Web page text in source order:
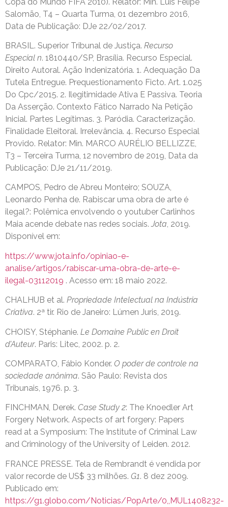
Salomão, T4 – Quarta Turma, 01 dezembro 2016,
Data de Publicação: DJe 22/02/2017.
BRASIL. Superior Tribunal de Justiça. Recurso
Especial n. 1810440/SP, Brasília. Recurso Especial.
Direito Autoral. Ação Indenizatória. 1. Adequação Da
Tutela Entregue. Prequestionamento Ficto. Art. 1.025
Do Cpc/2015. 2. Ilegitimidade Ativa E Passiva. Teoria
Da Asserção. Contexto Fático Narrado Na Petição
Inicial. Partes Legítimas. 3. Paródia. Caracterização.
Finalidade Eleitoral. Irrelevância. 4. Recurso Especial
Provido. Relator: Min. MARCO AURÉLIO BELLIZZE,
T3 – Terceira Turma, 12 novembro de 2019, Data da
Publicação: DJe 21/11/2019.
CAMPOS, Pedro de Abreu Monteiro; SOUZA,
Leonardo Penha de. Rabiscar uma obra de arte é
ilegal?: Polêmica envolvendo o youtuber Carlinhos
Maia acende debate nas redes sociais.Jota, 2019.
Disponível em:
https://www.jota.info/opiniao-e-
analise/artigos/rabiscar-uma-obra-de-arte-e-
ilegal-03112019 . Acesso em: 18 maio 2022.
CHALHUB et al. Propriedade Intelectual na Indústria
Criativa. 2ª tir. Rio de Janeiro: Lúmen Juris, 2019.
CHOISY, Stéphanie. Le Domaine Public en Droit
d’Auteur. Paris: Litec, 2002. p. 2.
COMPARATO, Fábio Konder. O poder de controle na
sociedade anônima. São Paulo: Revista dos
Tribunais, 1976. p. 3.
FINCHMAN, Derek. Case Study 2: The Knoedler Art
Forgery Network. Aspects of art forgery: Papers
read at a Symposium: The Institute of Criminal Law
and Criminology of the University of Leiden. 2012.
FRANCE PRESSE. Tela de Rembrandt é vendida por
valor recorde de US$ 33 milhões. G1. 8 dez 2009.
Publicado em:
https://g1.globo.com/Noticias/PopArte/0,,MUL1408232-